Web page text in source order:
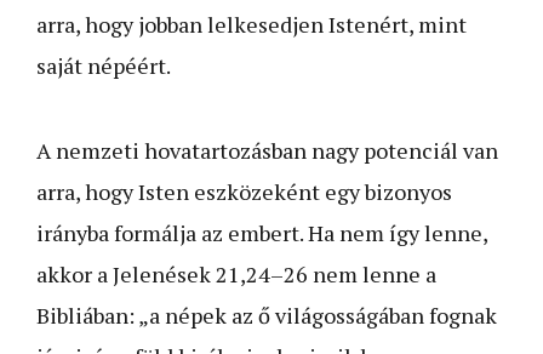
arra, hogy jobban lelkesedjen Istenért, mint
saját népéért.
A nemzeti hovatartozásban nagy potenciál van
arra, hogy Isten eszközeként egy bizonyos
irányba formálja az embert. Ha nem így lenne,
akkor a Jelenések 21,24–26 nem lenne a
Bibliában: „a népek az ő világosságában fognak